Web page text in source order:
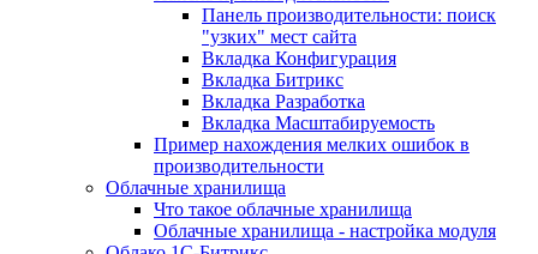
Панель производительности: поиск
"узких" мест сайта
Вкладка Конфигурация
Вкладка Битрикс
Вкладка Разработка
Вкладка Масштабируемость
Пример нахождения мелких ошибок в
производительности
Облачные хранилища
Что такое облачные хранилища
Облачные хранилища - настройка модуля